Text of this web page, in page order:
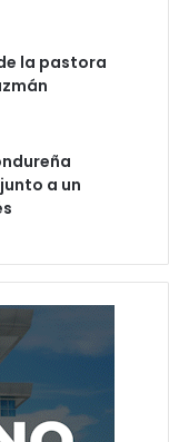
la pastora
a un